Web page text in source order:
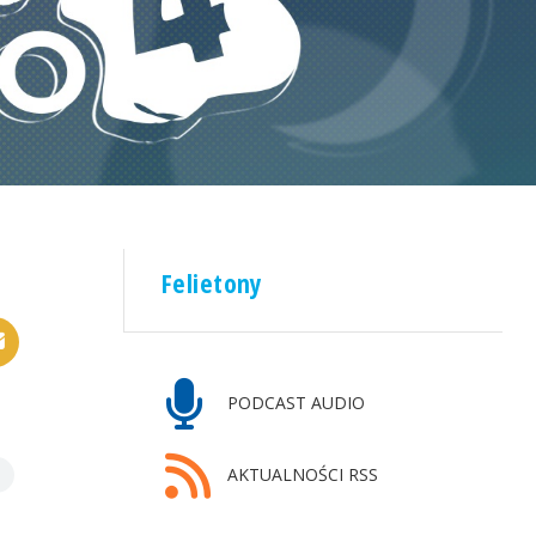
Felietony
PODCAST AUDIO
AKTUALNOŚCI RSS